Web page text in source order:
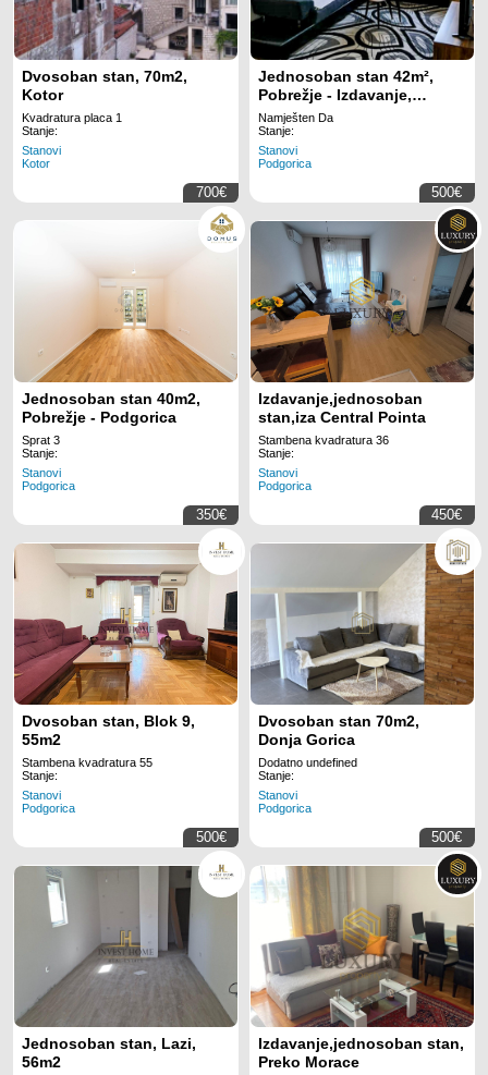
Dvosoban stan, 70m2,
Kotor
Kvadratura placa 1
Stanje:
Stanovi
Kotor
700€
Jednosoban stan 42m²,
Pobrežje - Izdavanje,
Namješten, Klimatizovan,
Parking mjesto
Namješten Da
Stanje:
Stanovi
Podgorica
500€
Jednosoban stan 40m2,
Pobrežje - Podgorica
Sprat 3
Stanje:
Stanovi
Podgorica
350€
Izdavanje,jednosoban
stan,iza Central Pointa
Stambena kvadratura 36
Stanje:
Stanovi
Podgorica
450€
Dvosoban stan, Blok 9,
55m2
Stambena kvadratura 55
Stanje:
Stanovi
Podgorica
500€
Dvosoban stan 70m2,
Donja Gorica
Dodatno undefined
Stanje:
Stanovi
Podgorica
500€
Jednosoban stan, Lazi,
56m2
Izdavanje,jednosoban stan,
Preko Morace